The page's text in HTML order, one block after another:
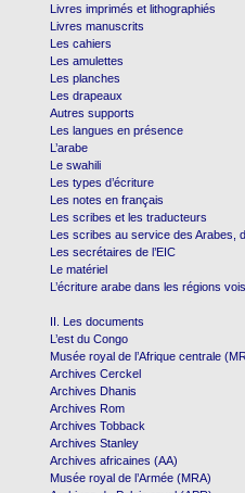
Livres imprimés et lithographiés
Livres manuscrits
Les cahiers
Les amulettes
Les planches
Les drapeaux
Autres supports
Les langues en présence
L’arabe
Le swahili
Les types d’écriture
Les notes en français
Les scribes et les traducteurs
Les scribes au service des Arabes,
Les secrétaires de l’EIC
Le matériel
L’écriture arabe dans les régions
II. Les documents
L’est du Congo
Musée royal de l’Afrique centrale
Archives Cerckel
Archives Dhanis
Archives Rom
Archives Tobback
Archives Stanley
Archives africaines (AA)
Musée royal de l’Armée (MRA)